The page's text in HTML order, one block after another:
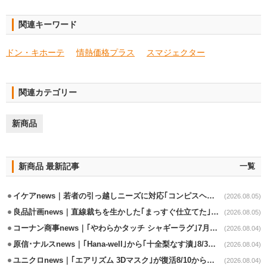
関連キーワード
ドン・キホーテ 情熱価格プラス スマジェクター
関連カテゴリー
新商品
新商品 最新記事 一覧
イケアnews｜若者の引っ越しニーズに対応｢コンピスヘング｣コレクション発売 (2026.08.05)
良品計画news｜直線裁ちを生かした｢まっすぐ仕立てた｣シリーズ発売 (2026.08.05)
コーナン商事news｜｢やわらかタッチ シャギーラグ｣7月から発売 (2026.08.04)
原信･ナルスnews｜｢Hana-well｣から｢十全梨なす漬｣8/3発売 (2026.08.04)
ユニクロnews｜｢エアリズム 3Dマスク｣が復活8/10から再販売 (2026.08.04)